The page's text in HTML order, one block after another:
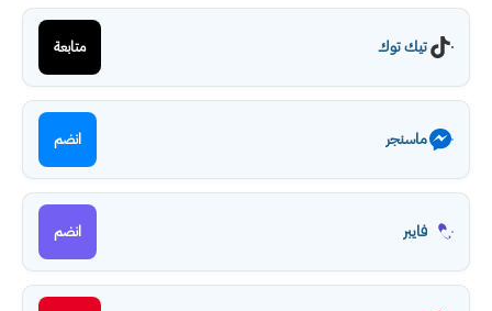
تيك توك متابعة
ماسنجر انضم
فايبر انضم